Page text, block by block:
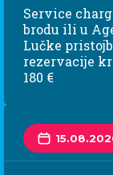
Service
brodu ili u
Lučke
rezervacije
180 €